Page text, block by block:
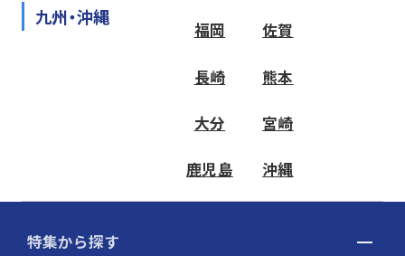
九州・沖縄
福岡 佐賀
長崎 熊本
大分 宮崎
鹿児島 沖縄
特集から探す